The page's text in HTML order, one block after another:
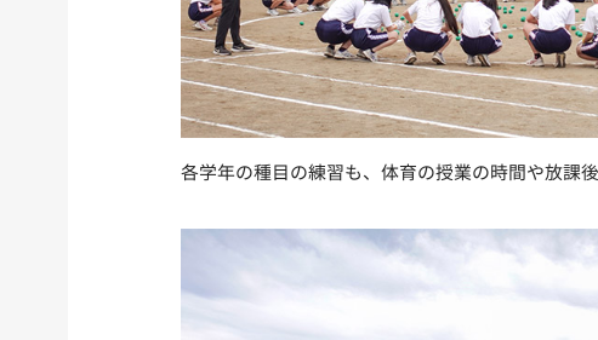
各学年の種目の練習も、体育の授業の時間や放課